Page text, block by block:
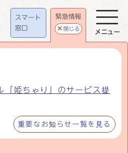
スマート
窓口
緊急情報
閉じる
「姫ちゃり」のサービス提
重要なお知らせ一覧を見る
メニュー